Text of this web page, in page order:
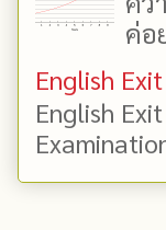
ค่อ
English
English